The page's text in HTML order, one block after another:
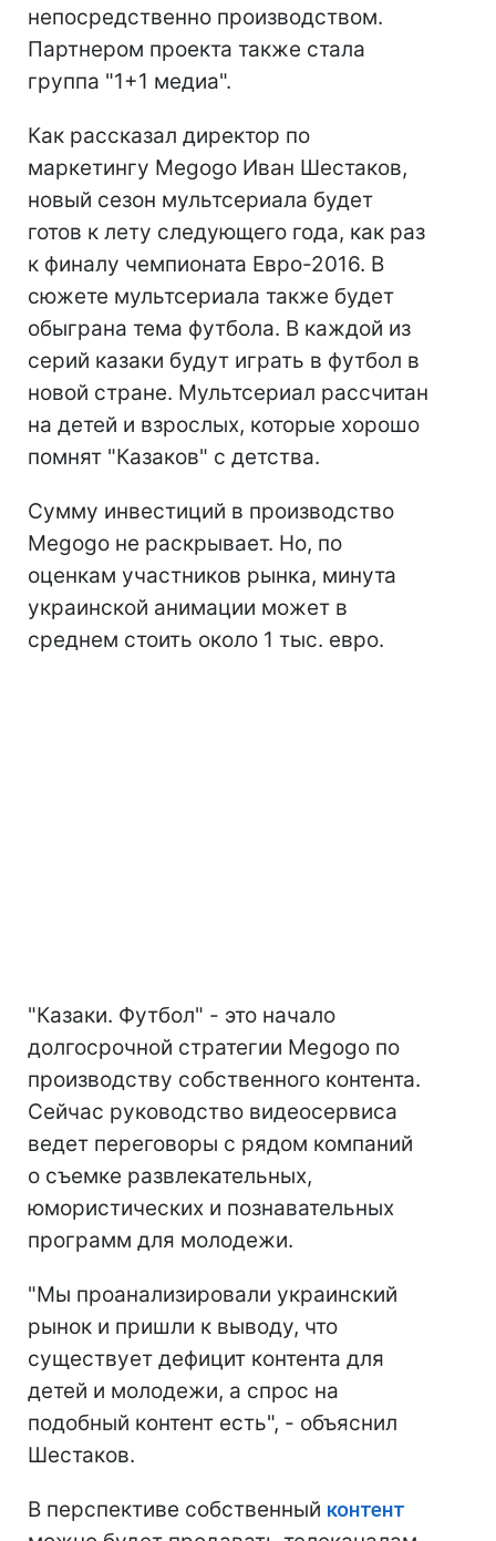
непосредственно производством.
Партнером проекта также стала
группа "1+1 медиа".
Как рассказал директор по
маркетингу Megogo Иван Шестаков,
новый сезон мультсериала будет
готов к лету следующего года, как раз
к финалу чемпионата Евро-2016. В
сюжете мультсериала также будет
обыграна тема футбола. В каждой из
серий казаки будут играть в футбол в
новой стране. Мультсериал рассчитан
на детей и взрослых, которые хорошо
помнят "Казаков" с детства.
Сумму инвестиций в производство
Megogo не раскрывает. Но, по
оценкам участников рынка, минута
украинской анимации может в
среднем стоить около 1 тыс. евро.
"Казаки. Футбол" - это начало
долгосрочной стратегии Megogo по
производству собственного контента.
Сейчас руководство видеосервиса
ведет переговоры с рядом компаний
о съемке развлекательных,
юмористических и познавательных
программ для молодежи.
"Мы проанализировали украинский
рынок и пришли к выводу, что
существует дефицит контента для
детей и молодежи, а спрос на
подобный контент есть", - объяснил
Шестаков.
В перспективе собственный контент